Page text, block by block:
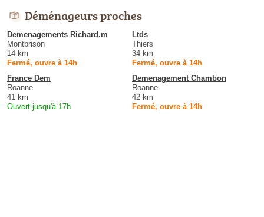
Déménageurs proches
Demenagements Richard.m
Montbrison
14 km
Fermé, ouvre à 14h
Ltds
Thiers
34 km
Fermé, ouvre à 14h
France Dem
Roanne
41 km
Ouvert jusqu'à 17h
Demenagement Chambon
Roanne
42 km
Fermé, ouvre à 14h